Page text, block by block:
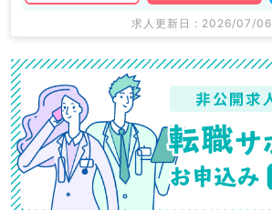
求人更新日 : 2026/07/06